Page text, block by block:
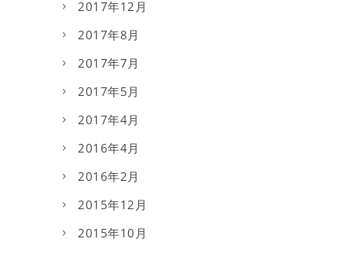
2017年12月
2017年8月
2017年7月
2017年5月
2017年4月
2016年4月
2016年2月
2015年12月
2015年10月